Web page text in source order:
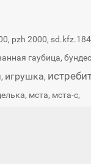
, pzh 2000, sd.kfz.184
гаубица,
, игрушка,
, мста, мста-с,